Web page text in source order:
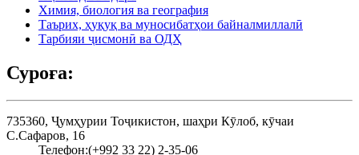
Химия, биология ва география
Таърих, ҳуқуқ ва муносибатҳои байналмиллалӣ
Тарбияи ҷисмонӣ ва ОДҲ
Суроға:
735360, Ҷумҳурии Тоҷикистон, шаҳри Кӯлоб, кӯчаи
С.Сафаров, 16
Телефон:(+992 33 22) 2-35-06